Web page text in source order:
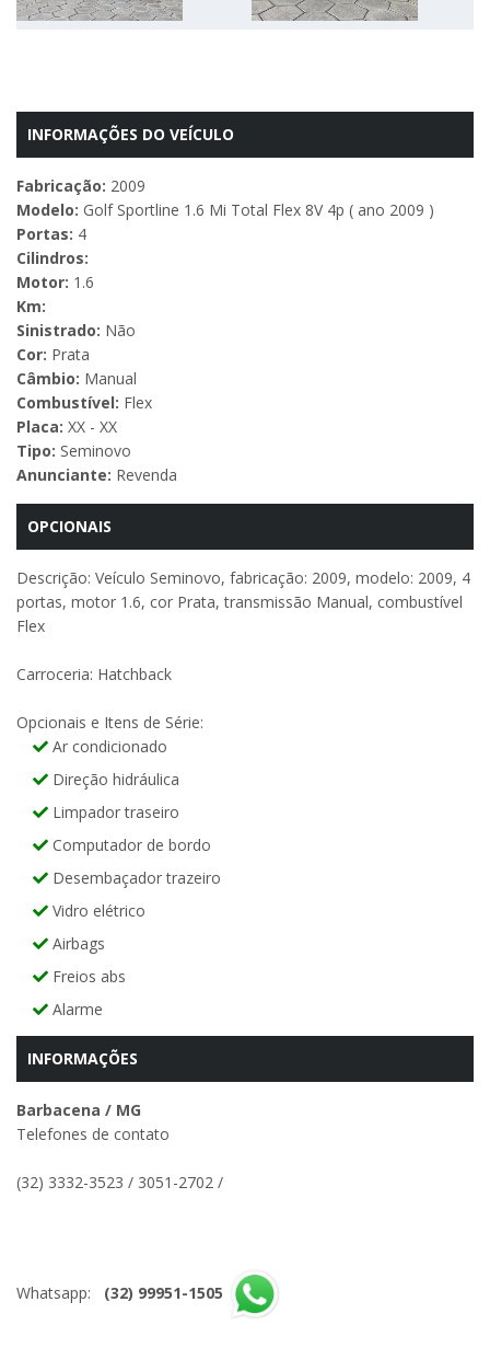
INFORMAÇÕES DO VEÍCULO
Fabricação: 2009
Modelo: Golf Sportline 1.6 Mi Total Flex 8V 4p ( ano 2009 )
Portas: 4
Cilindros:
Motor: 1.6
Km:
Sinistrado: Não
Cor: Prata
Câmbio: Manual
Combustível: Flex
Placa: XX - XX
Tipo: Seminovo
Anunciante: Revenda
OPCIONAIS
Descrição: Veículo Seminovo, fabricação: 2009, modelo: 2009, 4
portas, motor 1.6, cor Prata, transmissão Manual, combustível
Flex
Carroceria: Hatchback
Opcionais e Itens de Série:
Ar condicionado
Direção hidráulica
Limpador traseiro
Computador de bordo
Desembaçador trazeiro
Vidro elétrico
Airbags
Freios abs
Alarme
INFORMAÇÕES
Barbacena / MG
Telefones de contato
(32) 3332-3523 / 3051-2702 /
Whatsapp: (32) 99951-1505